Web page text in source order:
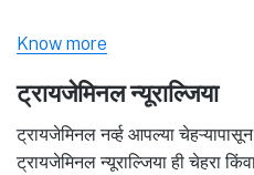
Know more
ट्रायजेमिनल न्यूराल्जिया
ट्रायजेमिनल नर्व्ह आपल्या
ट्रायजेमिनल न्यूराल्जिया ही चेहरा